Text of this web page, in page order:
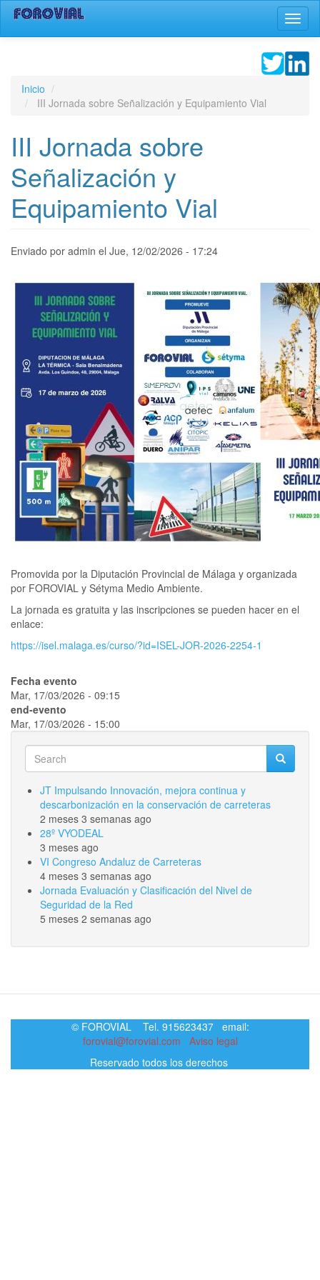
Pasar
contenido
Inicio
III Jornada sobre Señalización y Equipamiento Vial
III Jornada sobre
Señalización y
Equipamiento Vial
Enviado por admin el Jue, 12/02/2026 - 17:24
Promovida por la Diputación Provincial de Málaga y organizada
por FOROVIAL y Sétyma Medio Ambiente.
La jornada es gratuita y las inscripciones se pueden hacer en el
enlace:
https://isel.malaga.es/curso/?id=ISEL-JOR-2026-2254-1
Fecha evento
Mar, 17/03/2026 - 09:15
end-evento
Mar, 17/03/2026 - 15:00
Search
Search Search
JT Impulsando Innovación, mejora continua y
descarbonización en la conservación de carreteras
2 meses 3 semanas ago
28º VYODEAL
3 meses ago
VI Congreso Andaluz de Carreteras
4 meses 3 semanas ago
Jornada Evaluación y Clasificación del Nivel de
Seguridad de la Red
5 meses 2 semanas ago
© FOROVIAL Tel. 915623437 email:
forovial@forovial.com
Aviso legal
Reservado todos los derechos